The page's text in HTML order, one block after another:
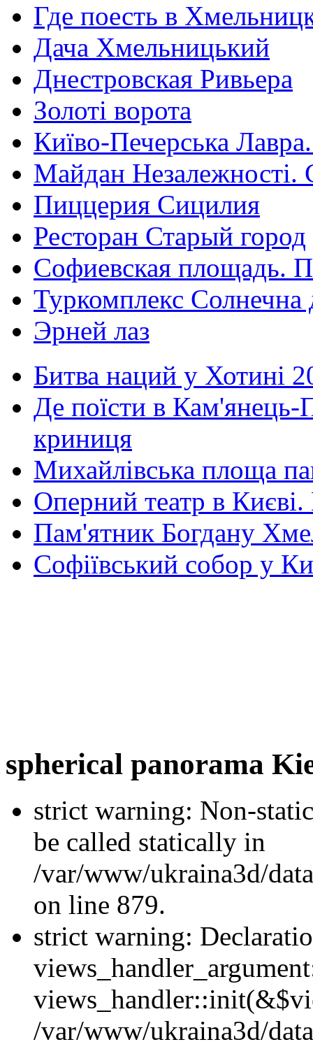
Где поесть в
Дача Хмельницький
Днестровская Ривьера
Золоті ворота
Київо-Печерська
Майдан Незалежності.
Пиццерия Сицилия
Ресторан Старый город
Софиевская площадь.
Туркомплекс Солнечна
Эрней лаз
Битва наций у Хотині
Де поїсти в Кам'янець-
криниця
Михайлівська площа
Оперний театр в
Пам'ятник Богдану
Софіївський собор у
spherical panorama
strict warning: Non-
be called statically in
/var/www/ukraina3d/
on line 879.
strict warning:
/var/www/ukraina3d/